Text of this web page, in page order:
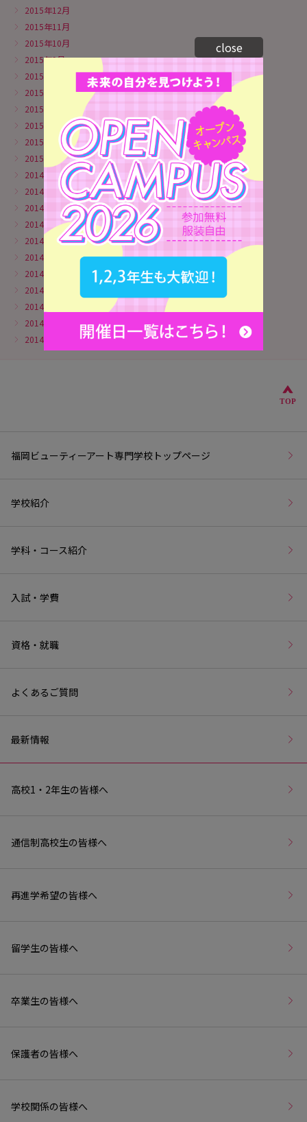
2015年12月
2015年11月
2015年10月
2015年9月
2015年8月
2015年6月
2015年5月
2015年4月
2015年3月
2015年1月
2014年11月
2014年10月
2014年9月
2014年8月
2014年7月
2014年6月
2014年5月
2014年4月
2014年3月
2014年2月
2014年1月
こ
TOP
福岡ビューティーアート専門学校トップページ
学校紹介
学科・コース紹介
入試・学費
資格・就職
よくあるご質問
最新情報
高校1・2年生の皆様へ
通信制高校生の皆様へ
再進学希望の皆様へ
留学生の皆様へ
卒業生の皆様へ
保護者の皆様へ
学校関係の皆様へ
close